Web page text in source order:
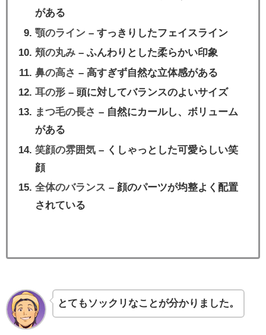
がある
顎のライン – すっきりしたフェイスライン
頬の丸み – ふんわりとした柔らかい印象
鼻の高さ – 高すぎず自然な立体感がある
耳の形 – 頭に対してバランスのよいサイズ
まつ毛の長さ – 自然にカールし、ボリューム
がある
笑顔の雰囲気 – くしゃっとした可愛らしい笑
顔
全体のバランス – 顔のパーツが均整よく配置
されている
とてもソックリなことが分かりました。